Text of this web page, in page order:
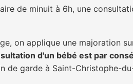
de minuit à 6h, une
on applique une majoration
d'un bébé est par
de garde à Saint-Christophe-